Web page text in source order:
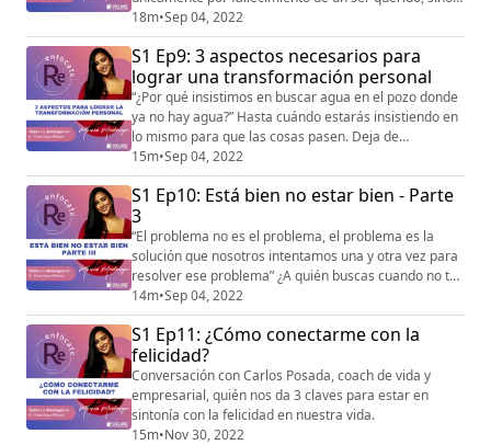
también por otros factores como un divorcio, un
empleo que se pierde, un cambio de ciudad y país y
muchos aspectos más. Escucha esta conversación con
Maria Claudia Gánem - @mcganempsicologa
(https://instagram.com/mcganempsicologa?
igshid=YmMyMTA...
18m•Sep 04, 2022
S1 Ep9: 3 aspectos necesarios para
lograr una transformación personal
“¿Por qué insistimos en buscar agua en el pozo donde
ya no hay agua?” Hasta cuándo estarás insistiendo en
lo mismo para que las cosas pasen. Deja de
lamentarte por estar en los lugares o con personas
que no te hacen bien, es momento de tomar
decisiones, descubre cómo hacerlo con Carlos Posada
- @carlosposadabermudez
(https://instagram.com/carlosposadabermudez?
igshid=YmMyMTA2M2Y=) , en esta conv...
15m•Sep 04, 2022
S1 Ep10: Está bien no estar bien - Parte
3
“El problema no es el problema, el problema es la
solución que nosotros intentamos una y otra vez para
resolver ese problema” ¿A quién buscas cuando no te
sientes bien? ¿En quién o en qué te refugias? No te
pierdas la tercera parte de este especial con Marcella
Fattore - @marcellafattore
(https://instagram.com/marcellafattore?
igshid=YmMyMTA2M2Y=) , Terapeuta Familiar.
14m•Sep 04, 2022
S1 Ep11: ¿Cómo conectarme con la
felicidad?
Conversación con Carlos Posada, coach de vida y
empresarial, quién nos da 3 claves para estar en
sintonía con la felicidad en nuestra vida.
15m•Nov 30, 2022